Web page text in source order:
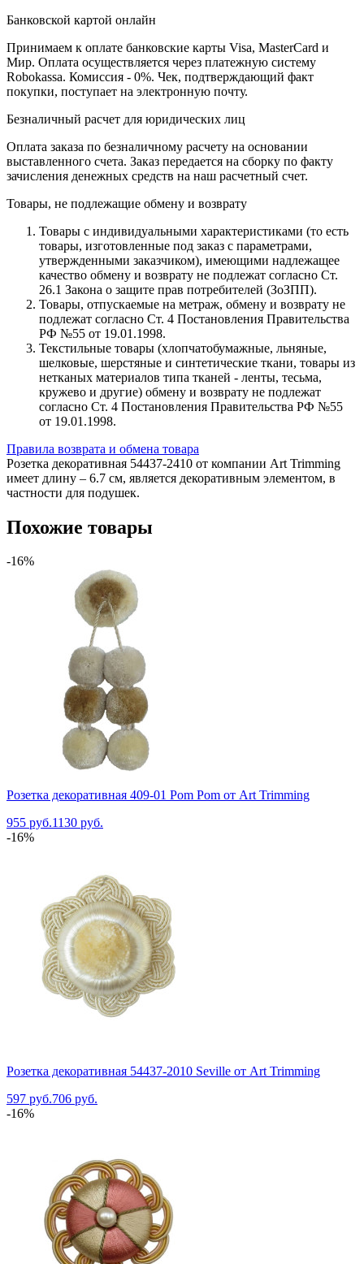
Банковской картой онлайн
Принимаем к оплате банковские карты Visa, MasterCard и
Мир. Оплата осуществляется через платежную систему
Robokassa. Комиссия - 0%. Чек, подтверждающий факт
покупки, поступает на электронную почту.
Безналичный расчет для юридических лиц
Оплата заказа по безналичному расчету на основании
выставленного счета. Заказ передается на сборку по факту
зачисления денежных средств на наш расчетный счет.
Товары, не подлежащие обмену и возврату
Товары с индивидуальными характеристиками (то есть
товары, изготовленные под заказ с параметрами,
утвержденными заказчиком), имеющими надлежащее
качество обмену и возврату не подлежат согласно Ст.
26.1 Закона о защите прав потребителей (ЗоЗПП).
Товары, отпускаемые на метраж, обмену и возврату не
подлежат согласно Ст. 4 Постановления Правительства
РФ №55 от 19.01.1998.
Текстильные товары (хлопчатобумажные, льняные,
шелковые, шерстяные и синтетические ткани, товары из
нетканых материалов типа тканей - ленты, тесьма,
кружево и другие) обмену и возврату не подлежат
согласно Ст. 4 Постановления Правительства РФ №55
от 19.01.1998.
Правила возврата и обмена товара
Розетка декоративная 54437-2410 от компании Art Trimming
имеет длину – 6.7 см, является декоративным элементом, в
частности для подушек.
Похожие товары
-16%
Розетка декоративная 409-01 Pom Pom от Art Trimming
955 руб.1130 руб.
-16%
Розетка декоративная 54437-2010 Seville от Art Trimming
597 руб.706 руб.
-16%